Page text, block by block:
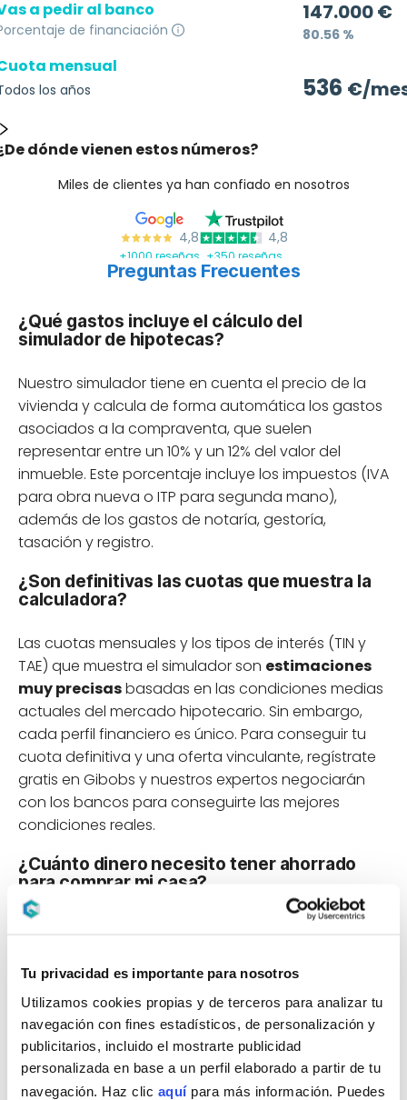
Tu privacidad es importante para nosotros
Utilizamos cookies propias y de terceros para analizar tu
navegación con fines estadísticos, de personalización y
publicitarios, incluido el mostrarte publicidad
personalizada en base a un perfil elaborado a partir de tu
navegación. Haz clic aquípara más información. Puedes
Preguntas Frecuentes
¿Qué gastos incluye el cálculo del
simulador de hipotecas?
Nuestro simulador tiene en cuenta el precio de la
vivienda y calcula de forma automática los gastos
asociados a la compraventa, que suelen
representar entre un 10% y un 12% del valor del
inmueble. Este porcentaje incluye los impuestos (IVA
para obra nueva o ITP para segunda mano),
además de los gastos de notaría, gestoría,
tasación y registro.
¿Son definitivas las cuotas que muestra la
calculadora?
Las cuotas mensuales y los tipos de interés (TIN y
TAE) que muestra el simulador son estimaciones
muy precisasbasadas en las condiciones medias
actuales del mercado hipotecario. Sin embargo,
cada perfil financiero es único. Para conseguir tu
cuota definitiva y una oferta vinculante, regístrate
gratis en Gibobs y nuestros expertos negociarán
con los bancos para conseguirte las mejores
condiciones reales.
¿Cuánto dinero necesito tener ahorrado
para comprar mi casa?
Por regla general, las entidades bancarias financian
compraventade la vivienda (el menor de los dos).
Esto significa que deberías tener ahorrado al
menos el 20% para la entrada, más un 10% adicional
para los gastos e impuestos. Juega con el campo
«Tus ahorros» en nuestro simulador para ver qué
precio máximo de vivienda te puedes permitir.